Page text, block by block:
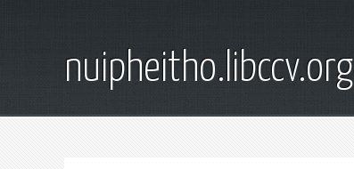
nuipheitho.libccv.org